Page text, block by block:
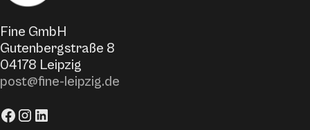
Fine GmbH
Gutenbergstraße 8
04178 Leipzig
post@fine-leipzig.de